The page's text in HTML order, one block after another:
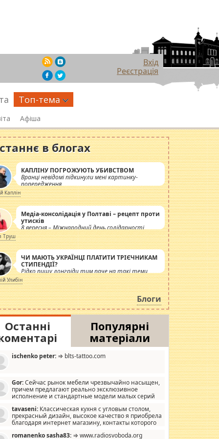
Вхід
Реєстрація
Топ-тема
Афіша
в блогах
КАПЛІНУ ПОГРОЖУЮТЬ УБИВСТВОМ
Вранці невідомі підкинули мені картинку-
попередження
Каплін
Медіа-консолідація у Полтаві – рецепт проти
утисків
8 вересня – Міжнародний день солідарності
журналістів.
Труш
ЧИ МАЮТЬ УКРАЇНЦІ ПЛАТИТИ ТРІЄЧНИКАМ
СТИПЕНДІЇ?
Рідко пишу лонгріди тим паче на такі теми,
але вже просто дістало! Обурюють сьогоднішні
інсенуації навколо стипендіального питання.
Штучно роздувається ще одна соціальна
катастрофа.
Улибін
Блоги
Останні
Популярні
матеріали
ischenko peter: ⇒ blts-tattoo.com
Gor:Сейчас рынок мебели чрезвычайно насыщен,
причем предлагают реально эксклюзивное
исполнение и стандартные модели малых серий
мало походит на стандартные формы, в MebelOk,
и что главное - со вкусом все в порядке,
ненужных наворотов удорожающих мебель, а это не
tavaseni: Классическая кухня с угловым столом,
прекрасный дизайн, высокое качество я приобрела
благодаря интернет магазину, контакты которого
romanenko sasha83: ⇒ www.radiosvoboda.org